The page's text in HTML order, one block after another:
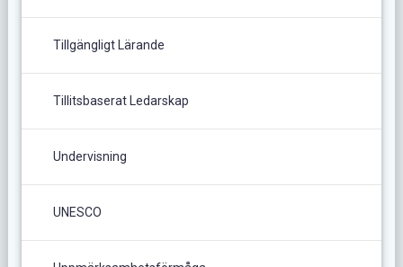
Tillgängligt Lärande
Tillitsbaserat Ledarskap
Undervisning
UNESCO